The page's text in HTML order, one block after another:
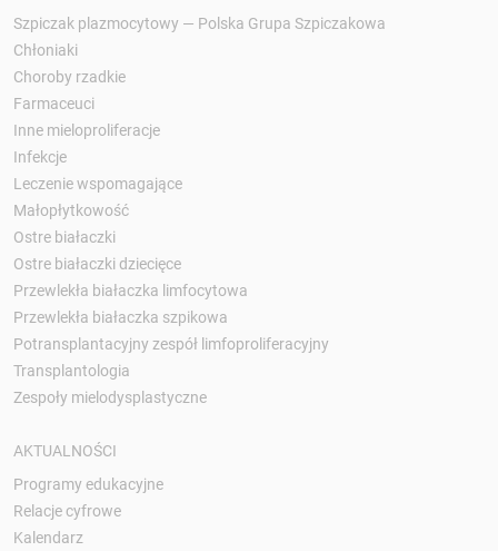
Szpiczak plazmocytowy — Polska Grupa Szpiczakowa
Chłoniaki
Choroby rzadkie
Farmaceuci
Inne mieloproliferacje
Infekcje
Leczenie wspomagające
Małopłytkowość
Ostre białaczki
Ostre białaczki dziecięce
Przewlekła białaczka limfocytowa
Przewlekła białaczka szpikowa
Potransplantacyjny zespół limfoproliferacyjny
Transplantologia
Zespoły mielodysplastyczne
AKTUALNOŚCI
Programy edukacyjne
Relacje cyfrowe
Kalendarz